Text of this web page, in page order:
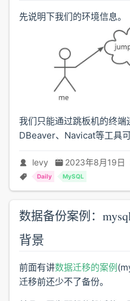
先说明下我们的环境信息。
我们只能通过跳板机的终
DBeaver、Navicat等工具可
levy 2023年8月19日
Daily MySQL
数据备份案例：
背景
前面有讲数据迁移的案例
迁移前还少不了备份。